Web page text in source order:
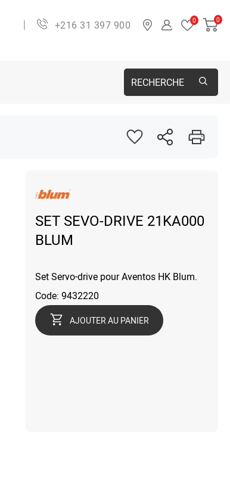
+216 31 397 900 0 0
RECHERCHE
SET SEVO-DRIVE 21KA000
BLUM
Set Servo-drive pour Aventos HK Blum.
Code: 9432220
AJOUTER AU PANIER